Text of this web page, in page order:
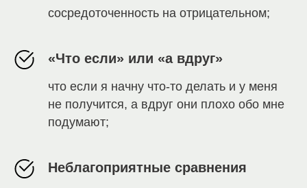
сосредоточенность на отрицательном;
«Что если» или «а вдруг»
что если я начну что-то делать и у меня
не получится, а вдруг они плохо обо мне
подумают;
Неблагоприятные сравнения